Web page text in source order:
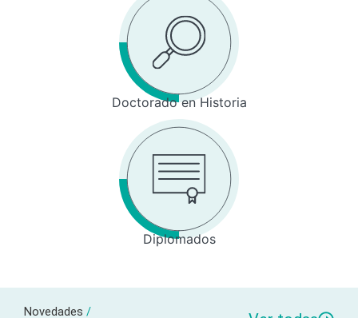
Doctorado en Historia
Diplomados
Novedades /